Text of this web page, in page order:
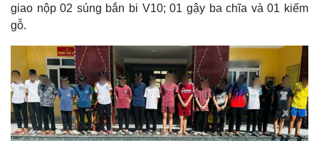
giao nộp 02 súng bắn bi V10; 01 gậy ba chĩa và 01 kiếm
gỗ.